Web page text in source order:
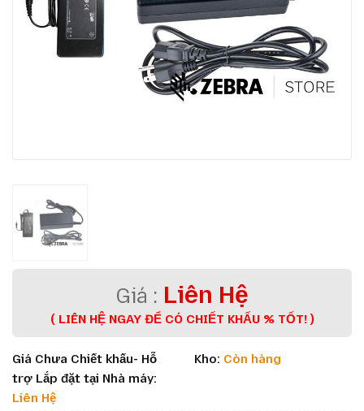
Liên Hệ
( LIÊN HỆ NGAY ĐỂ CÓ CHIẾT KHẤU % TỐT! )
Giá Chưa Chiết khấu- Hỗ
trợ Lắp đặt tại Nhà máy:
Liên Hệ
Kho: Còn hàng